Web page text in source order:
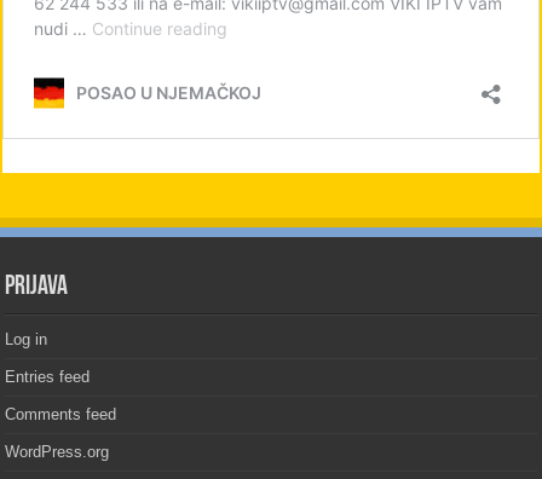
PRIJAVA
Log in
Entries feed
Comments feed
WordPress.org